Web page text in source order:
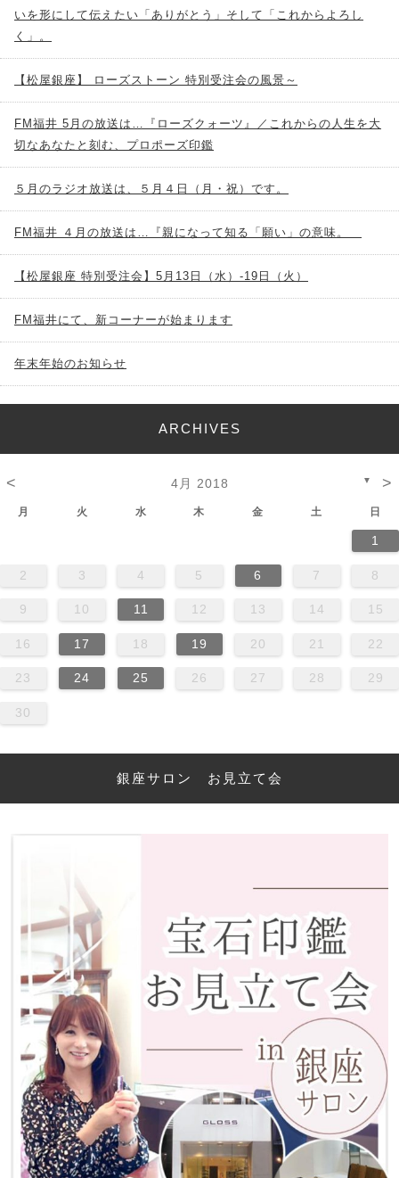
いを形にして伝えたい「ありがとう」そして「これからよろし
く」。
【松屋銀座】 ローズストーン 特別受注会の風景～
FM福井 5月の放送は…『ローズクォーツ』／これからの人生を大
切なあなたと刻む、プロポーズ印鑑
５月のラジオ放送は、５月４日（月・祝）です。
FM福井 ４月の放送は…『親になって知る「願い」の意味。
【松屋銀座 特別受注会】5月13日（水）-19日（火）
FM福井にて、新コーナーが始まります
年末年始のお知らせ
ARCHIVES
< 4月 2018 ▼ >
月 火 水 木 金 土 日
1
2 3 4 5 6 7 8
9 10 11 12 13 14 15
16 17 18 19 20 21 22
23 24 25 26 27 28 29
30
銀座サロン お見立て会